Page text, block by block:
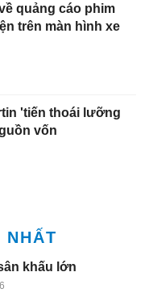
quảng cáo phim
trên màn hình xe
'tiến thoái lưỡng
vốn
khấu lớn